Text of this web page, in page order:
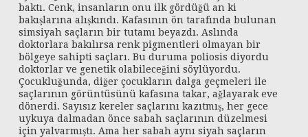
baktı. Cenk, insanların onu ilk gördüğü an ki
bakışlarına alışkındı. Kafasının ön tarafında bulunan
simsiyah saçların bir tutamı beyazdı. Aslında
doktorlara bakılırsa renk pigmentleri olmayan bir
bölgeye sahipti saçları. Bu duruma poliosis diyordu
doktorlar ve genetik olabileceğini söylüyordu.
Çocukluğunda, diğer çocukların dalga geçmeleri ile
saçlarının görüntüsünü kafasına takar, ağlayarak eve
dönerdi. Sayısız kereler saçlarını kazıtmış, her gece
uykuya dalmadan önce sabah saçlarının düzelmesi
için yalvarmıştı. Ama her sabah aynı siyah saçların